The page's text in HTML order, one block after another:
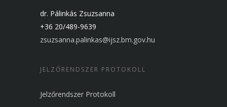
dr. Pálinkás Zsuzsanna
+36 20/489-9639
zsuzsanna.palinkas@ijsz.bm.gov.hu
JELZŐRENDSZER PROTOKOLL
Jelzőrendszer Protokoll